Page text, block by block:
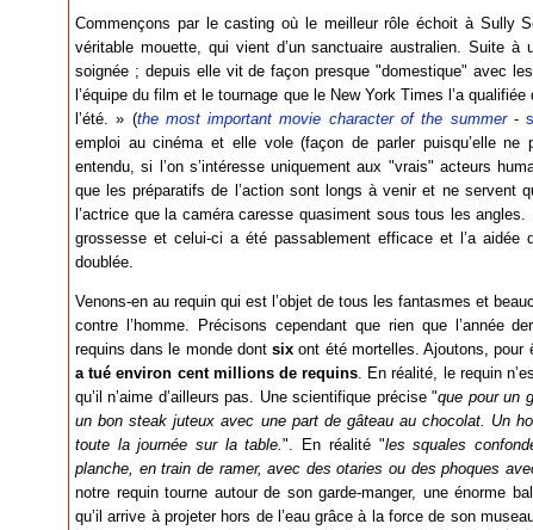
Commençons par le casting où le meilleur rôle échoit à Sully
véritable mouette, qui vient d’un sanctuaire australien. Suite
soignée ; depuis elle vit de façon presque "domestique" avec
l’équipe du film et le tournage que le New York Times l’a
l’été. » (the most important movie character of the summer-
emploi au cinéma et elle vole (façon de parler puisqu’elle
entendu, si l’on s’intéresse uniquement aux "vrais" acteurs
que les préparatifs de l’action sont longs à venir et ne servent
l’actrice que la caméra caresse quasiment sous tous les
grossesse et celui-ci a été passablement efficace et l’a
doublée.
Venons-en au requin qui est l’objet de tous les fantasmes et
contre l’homme. Précisons cependant que rien que l’année
requins dans le monde dontsix ont été mortelles. Ajoutons, pour
a tué environ cent millions de requins. En réalité, le requin
qu’il n’aime d’ailleurs pas. Une scientifique précise "que pour un
un bon steak juteux avec une part de gâteau au chocolat. Un
toute la journée sur la table.". En réalité "les squales
planche, en train de ramer, avec des otaries ou des phoques
notre requin tourne autour de son garde-manger, une énorme
qu’il arrive à projeter hors de l’eau grâce à la force de son